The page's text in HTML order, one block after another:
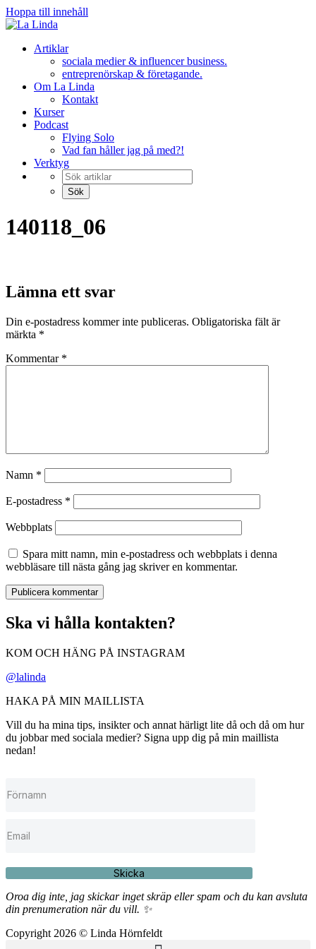
Hoppa till innehåll
Artiklar
sociala medier & influencer business.
entreprenörskap & företagande.
Om La Linda
Kontakt
Kurser
Podcast
Flying Solo
Vad fan håller jag på med?!
Verktyg
140118_06
Lämna ett svar
Din e-postadress kommer inte publiceras. Obligatoriska fält är
märkta *
Kommentar *
Namn *
E-postadress *
Webbplats
Spara mitt namn, min e-postadress och webbplats i denna
webbläsare till nästa gång jag skriver en kommentar.
Ska vi hålla kontakten?
KOM OCH HÄNG PÅ INSTAGRAM
@lalinda
HAKA PÅ MIN MAILLISTA
Vill du ha mina tips, insikter och annat härligt lite då och då om hur
du jobbar med sociala medier? Signa upp dig på min maillista
nedan!
Skicka
Oroa dig inte, jag skickar inget skräp eller spam och du kan avsluta
din prenumeration när du vill. ✨
Copyright 2026 © Linda Hörnfeldt